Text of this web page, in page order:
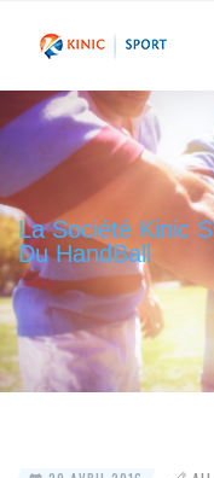
La Société Kinic
Du HandBall